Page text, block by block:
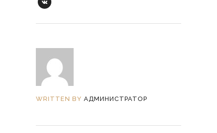
WRITTEN BY АДМИНИСТРАТОР